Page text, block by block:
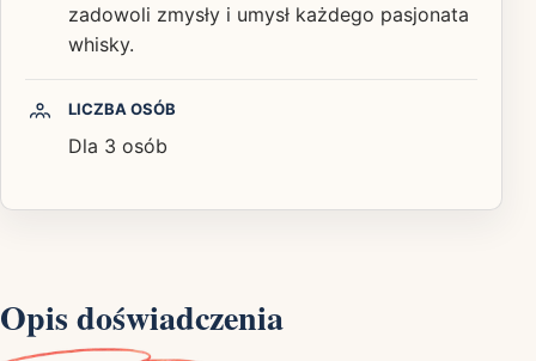
zadowoli zmysły i umysł każdego pasjonata
whisky.
LICZBA OSÓB
Dla 3 osób
Opis doświadczenia